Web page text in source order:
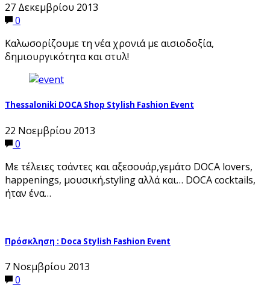
27 Δεκεμβρίου 2013
0
Καλωσορίζουμε τη νέα χρονιά με αισιοδοξία,
δημιουργικότητα και στυλ!
Thessaloniki DOCA Shop Stylish Fashion Event
22 Νοεμβρίου 2013
0
Mε τέλειες τσάντες και αξεσουάρ,γεμάτο DOCA lovers,
happenings, μουσική,styling αλλά και… DOCA cocktails,
ήταν ένα…
7 Νοεμβρίου 2013
0